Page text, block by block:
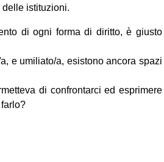
istituzioni.
di ogni forma di diritto, è giusto
e umiliato/a, esistono ancora spazi
di confrontarci ed esprimere